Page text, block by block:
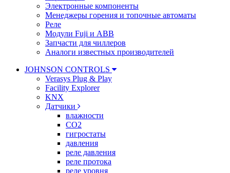
Электронные компоненты
Менеджеры горения и топочные автоматы
Реле
Модули Fuji и ABB
Запчасти для чиллеров
Аналоги известных производителей
JOHNSON CONTROLS
Verasys Plug & Play
Facility Explorer
KNX
Датчики
влажности
CO2
гигростаты
давления
реле давления
реле протока
реле уровня